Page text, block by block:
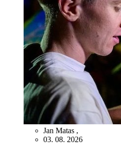
Jan Matas ,
03. 08. 2026